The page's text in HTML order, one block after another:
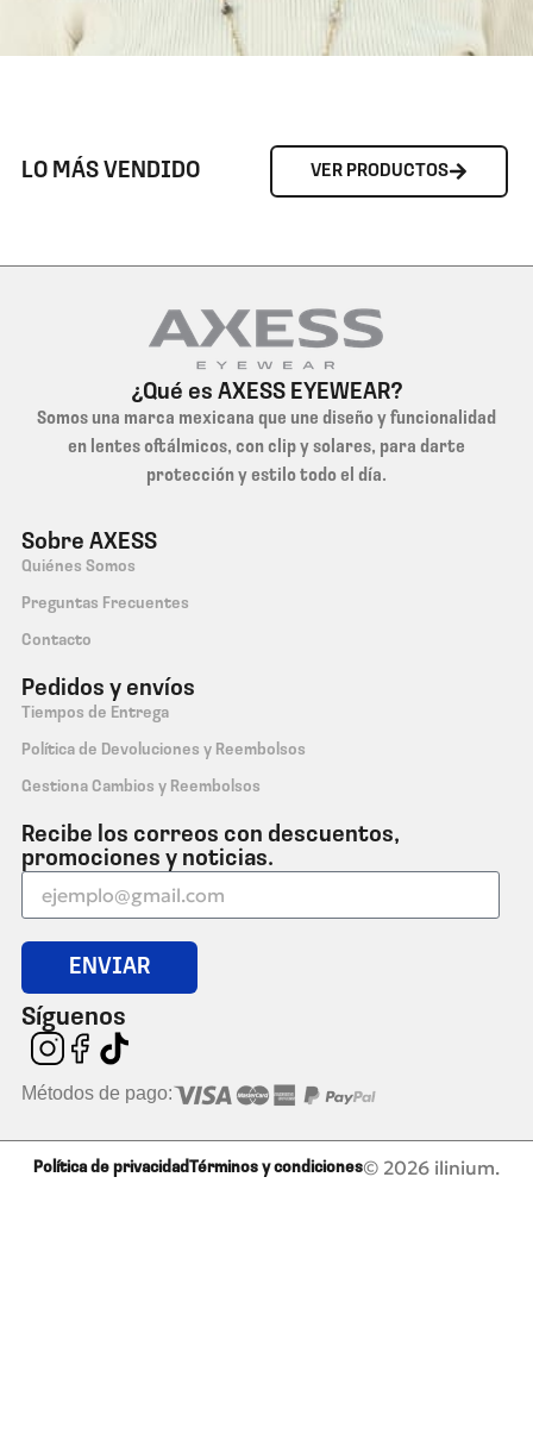
LO MÁS VENDIDO VER PRODUCTOS
¿Qué es AXESS EYEWEAR?
Somos una marca mexicana que une diseño y funcionalidad
en lentes oftálmicos, con clip y solares, para darte
protección y estilo todo el día.
Sobre AXESS
Quiénes Somos
Preguntas Frecuentes
Contacto
Pedidos y envíos
Tiempos de Entrega
Política de Devoluciones y Reembolsos
Gestiona Cambios y Reembolsos
Recibe los correos con descuentos,
promociones y noticias.
ENVIAR
Síguenos
Métodos de pago:
© 2026 ilinium.
Política de privacidadTérminos y condiciones